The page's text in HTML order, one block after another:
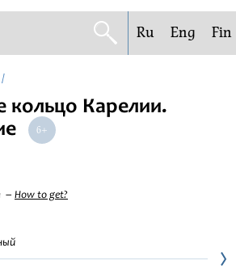
Ru Eng Fin
кольцо Карелии.
How to get?